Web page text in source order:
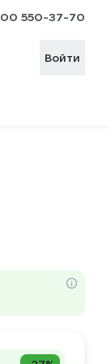
550-37-70
Войти